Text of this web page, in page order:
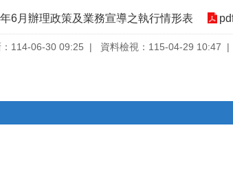
6月辦理政策及業務宣導之執行情形表
114-06-30 09:25 資料檢視：115-04-29 10:47